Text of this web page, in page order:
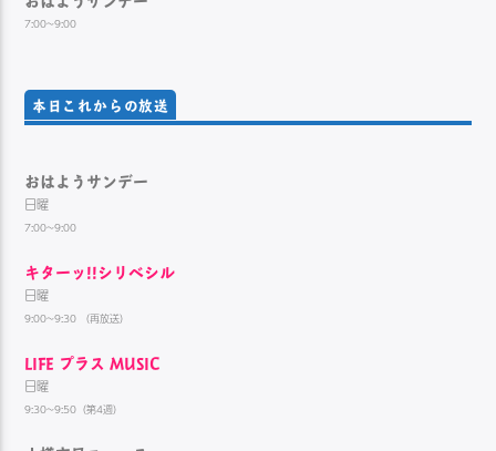
7:00~9:00
本日これからの放送
おはようサンデー
日曜
7:00~9:00
キターッ!!シリベシル
日曜
9:00~9:30 （再放送）
LIFE プラス MUSIC
日曜
9:30~9:50（第4週）